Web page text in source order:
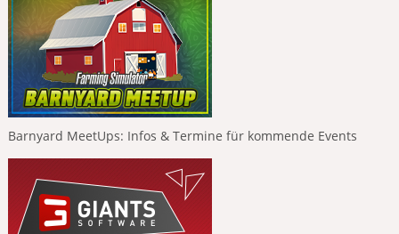
Barnyard MeetUps: Infos & Termine für kommende Events